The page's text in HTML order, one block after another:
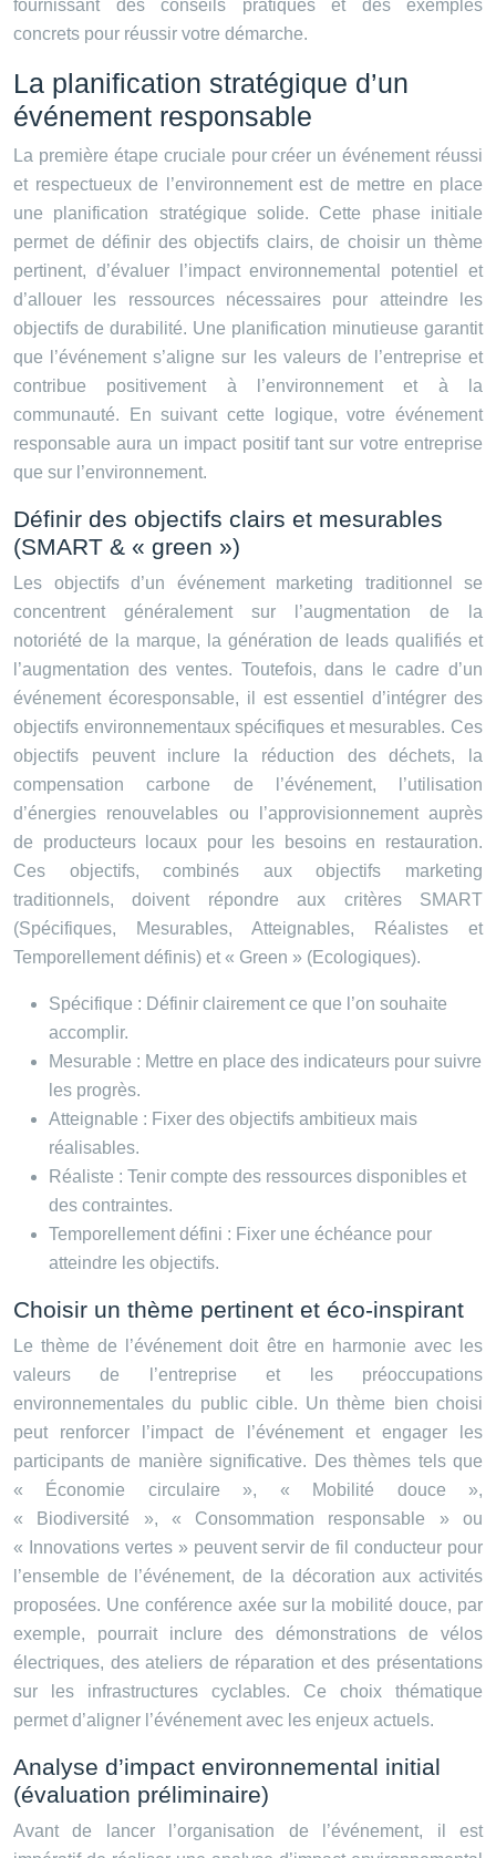
fournissant des conseils pratiques et des exemples
concrets pour réussir votre démarche.
La planification stratégique d’un
événement responsable
La première étape cruciale pour créer un événement réussi
et respectueux de l’environnement est de mettre en place
une planification stratégique solide. Cette phase initiale
permet de définir des objectifs clairs, de choisir un thème
pertinent, d’évaluer l’impact environnemental potentiel et
d’allouer les ressources nécessaires pour atteindre les
objectifs de durabilité. Une planification minutieuse garantit
que l’événement s’aligne sur les valeurs de l’entreprise et
contribue positivement à l’environnement et à la
communauté. En suivant cette logique, votre événement
responsable aura un impact positif tant sur votre entreprise
que sur l’environnement.
Définir des objectifs clairs et mesurables
(SMART & « green »)
Les objectifs d’un événement marketing traditionnel se
concentrent généralement sur l’augmentation de la
notoriété de la marque, la génération de leads qualifiés et
l’augmentation des ventes. Toutefois, dans le cadre d’un
événement écoresponsable, il est essentiel d’intégrer des
objectifs environnementaux spécifiques et mesurables. Ces
objectifs peuvent inclure la réduction des déchets, la
compensation carbone de l’événement, l’utilisation
d’énergies renouvelables ou l’approvisionnement auprès
de producteurs locaux pour les besoins en restauration.
Ces objectifs, combinés aux objectifs marketing
traditionnels, doivent répondre aux critères SMART
(Spécifiques, Mesurables, Atteignables, Réalistes et
Temporellement définis) et « Green » (Ecologiques).
Spécifique : Définir clairement ce que l’on souhaite
accomplir.
Mesurable : Mettre en place des indicateurs pour suivre
les progrès.
Atteignable : Fixer des objectifs ambitieux mais
réalisables.
Réaliste : Tenir compte des ressources disponibles et
des contraintes.
Temporellement défini : Fixer une échéance pour
atteindre les objectifs.
Choisir un thème pertinent et éco-inspirant
Le thème de l’événement doit être en harmonie avec les
valeurs de l’entreprise et les préoccupations
environnementales du public cible. Un thème bien choisi
peut renforcer l’impact de l’événement et engager les
participants de manière significative. Des thèmes tels que
« Économie circulaire », « Mobilité douce »,
« Biodiversité », « Consommation responsable » ou
« Innovations vertes » peuvent servir de fil conducteur pour
l’ensemble de l’événement, de la décoration aux activités
proposées. Une conférence axée sur la mobilité douce, par
exemple, pourrait inclure des démonstrations de vélos
électriques, des ateliers de réparation et des présentations
sur les infrastructures cyclables. Ce choix thématique
permet d’aligner l’événement avec les enjeux actuels.
Analyse d’impact environnemental initial
(évaluation préliminaire)
Avant de lancer l’organisation de l’événement, il est